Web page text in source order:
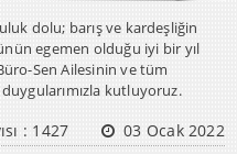
dolu; barış ve kardeşliğin
egemen olduğu iyi bir yıl
Sen Ailesinin ve tüm
duygularımızla kutluyoruz.
: 1427 03 Ocak 2022